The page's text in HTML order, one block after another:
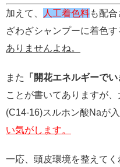
加えて、 人工着色料も配
ざわざシャンプーに着色す
ありませんよね。
また 「開花エネルギーで
ことが書いてありますが
(C14-16)スルホン酸Naが
い気がします。
一応、頭皮環境を整えてく